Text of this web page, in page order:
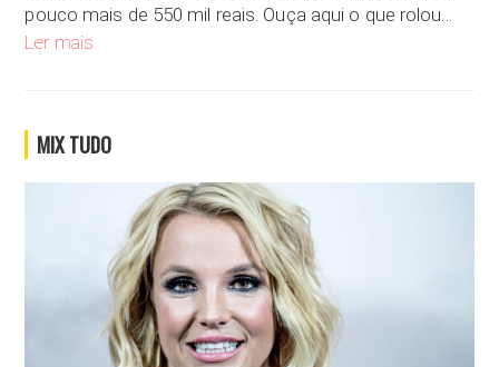
pouco mais de 550 mil reais. Ouça aqui o que rolou…
Ler mais
MIX TUDO